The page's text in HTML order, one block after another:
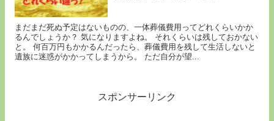
まだまだ死ぬ予定はないものの、一体葬儀費用ってどれくらいかか
るんでしょうか？ 気になりますよね。 それくらいは残しておかない
と。 何百万円もかかるんだったら、葬儀費用を残して生活しないと
遺族に迷惑がかかってしまうから。 ただ自分が望...
スポンサーリンク